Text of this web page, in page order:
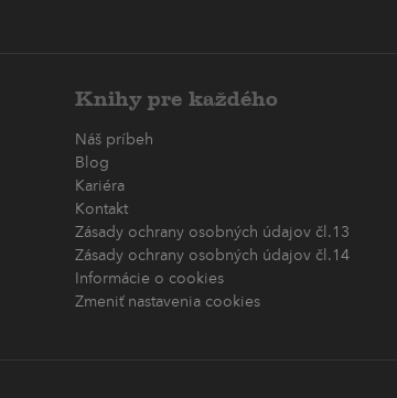
Knihy pre každého
Náš príbeh
Blog
Kariéra
Kontakt
Zásady ochrany osobných údajov čl.13
Zásady ochrany osobných údajov čl.14
Informácie o cookies
Zmeniť nastavenia cookies